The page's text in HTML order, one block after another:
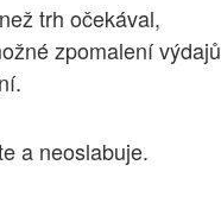
trh očekával,
zpomalení výdajů
a neoslabuje.